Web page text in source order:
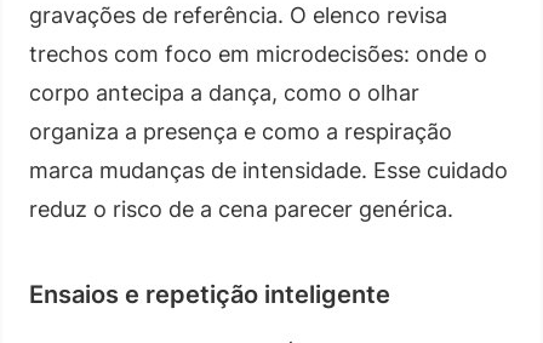
gravações de referência. O elenco revisa
trechos com foco em microdecisões: onde o
corpo antecipa a dança, como o olhar
organiza a presença e como a respiração
marca mudanças de intensidade. Esse cuidado
reduz o risco de a cena parecer genérica.
Ensaios e repetição inteligente